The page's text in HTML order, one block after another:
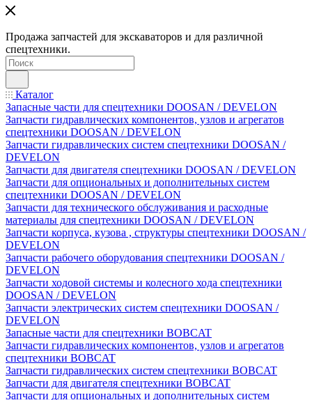
Продажа запчастей для экскаваторов и для различной
спецтехники.
Каталог
Запасные части для спецтехники DOOSAN / DEVELON
Запчасти гидравлических компонентов, узлов и агрегатов
спецтехники DOOSAN / DEVELON
Запчасти гидравлических систем спецтехники DOOSAN /
DEVELON
Запчасти для двигателя спецтехники DOOSAN / DEVELON
Запчасти для опциональных и дополнительных систем
спецтехники DOOSAN / DEVELON
Запчасти для технического обслуживания и расходные
материалы для спецтехники DOOSAN / DEVELON
Запчасти корпуса, кузова , структуры спецтехники DOOSAN /
DEVELON
Запчасти рабочего оборудования спецтехники DOOSAN /
DEVELON
Запчасти ходовой системы и колесного хода спецтехники
DOOSAN / DEVELON
Запчасти электрических систем спецтехники DOOSAN /
DEVELON
Запасные части для спецтехники BOBCAT
Запчасти гидравлических компонентов, узлов и агрегатов
спецтехники BOBCAT
Запчасти гидравлических систем спецтехники BOBCAT
Запчасти для двигателя спецтехники BOBCAT
Запчасти для опциональных и дополнительных систем